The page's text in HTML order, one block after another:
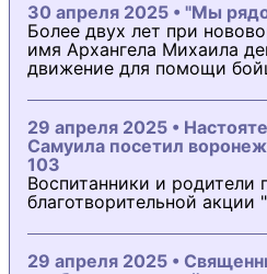
30 апреля 2025 • "Мы
Более двух лет при
имя Архангела Михаила
движение для помощи
29 апреля 2025 •
Самуила посетил
103
Воспитанники и родители
благотворительной акции
29 апреля 2025 •